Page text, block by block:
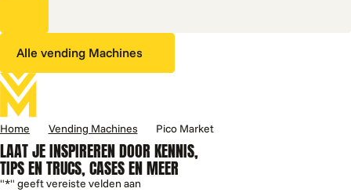
Alle vending Machines
Home Vending Machines Pico Market
LAAT JE INSPIREREN DOOR KENNIS,
TIPS EN TRUCS, CASES EN MEER
"*" geeft vereiste velden aan